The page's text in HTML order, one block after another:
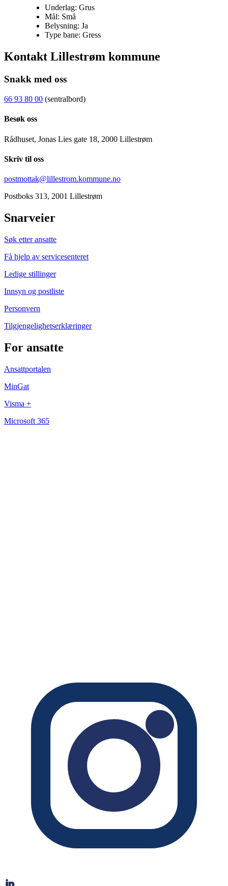
Underlag: Grus
Mål: Små
Belysning: Ja
Type bane: Gress
Kontakt Lillestrøm kommune
Snakk med oss
66 93 80 00 (sentralbord)
Besøk oss
Rådhuset, Jonas Lies gate 18, 2000 Lillestrøm
Skriv til oss
postmottak@lillestrom.kommune.no
Postboks 313, 2001 Lillestrøm
Snarveier
Søk etter ansatte
Få hjelp av servicesenteret
Ledige stillinger
Innsyn og postliste
Personvern
Tilgjengelighetserklæringer
For ansatte
Ansattportalen
MinGat
Visma +
Microsoft 365